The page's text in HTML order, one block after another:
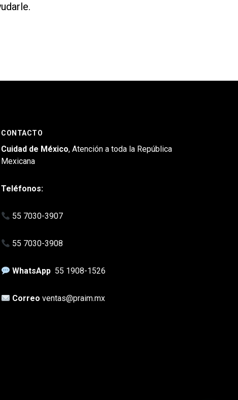
CONTACTO
Cuidad de México, Atención a toda la República
Mexicana
Teléfonos:
55 7030-3907
55 7030-3908
WhatsApp 55 1908-1526
Correoventas@praim.mx